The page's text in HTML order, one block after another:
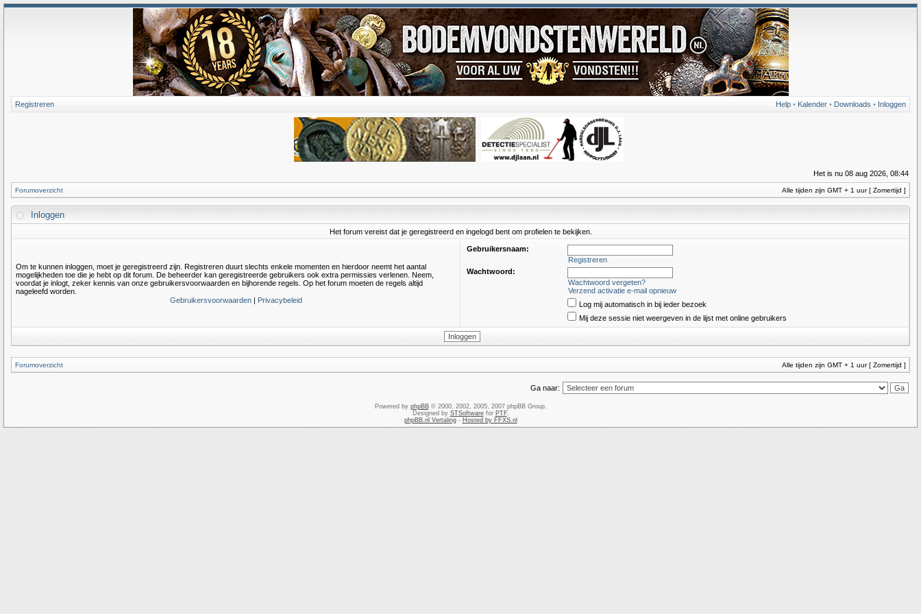
Help • Kalender • Downloads • Inloggen
Registreren
Het is nu 08 aug 2026, 08:44
Forumoverzicht Alle tijden zijn GMT + 1 uur [ Zomertijd ]
Inloggen
Het forum vereist dat je geregistreerd en ingelogd bent om profielen te bekijken.
Om te kunnen inloggen, moet je geregistreerd zijn. Registreren duurt slechts enkele momenten en hierdoor neemt het aantal
mogelijkheden toe die je hebt op dit forum. De beheerder kan geregistreerde gebruikers ook extra permissies verlenen. Neem,
voordat je inlogt, zeker kennis van onze gebruikersvoorwaarden en bijhorende regels. Op het forum moeten de regels altijd
nageleefd worden.
Gebruikersvoorwaarden | Privacybeleid
Gebruikersnaam:
Registreren
Wachtwoord:
Wachtwoord vergeten?
Verzend activatie e-mail opnieuw
Log mij automatisch in bij ieder bezoek
Mij deze sessie niet weergeven in de lijst met online gebruikers
Forumoverzicht Alle tijden zijn GMT + 1 uur [ Zomertijd ]
Ga naar:
Powered by phpBB© 2000, 2002, 2005, 2007 phpBB Group.
Designed by STSoftwarefor PTF.
phpBB.nl Vertaling- Hosted by FFXS.nl